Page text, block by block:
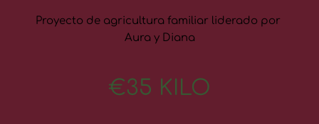
Proyecto de agricultura familiar liderado por
Aura y Diana
€35 KILO